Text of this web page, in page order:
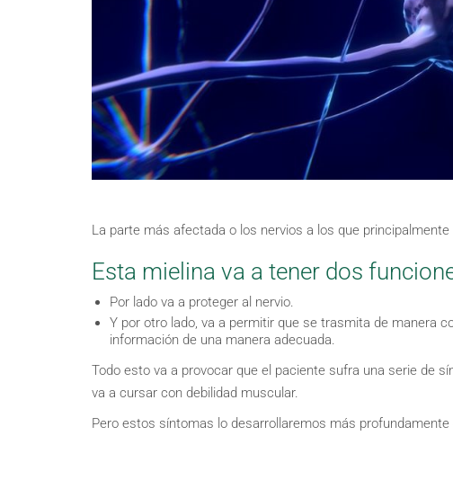
La parte más afectada o los nervios a los que
Esta mielina va a tener dos
Por lado va a proteger al nervio.
Y por otro lado, va a permitir que se trasmita de manera
información de una manera adecuada.
Todo esto va a provocar que el paciente sufra una serie de
va a cursar con debilidad muscular.
Pero estos síntomas lo desarrollaremos más profundamente